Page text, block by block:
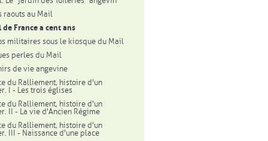
raouts au Mail
France a cent ans
militaires sous le kiosque du Mail
perles du Mail
de vie angevine
du Ralliement, histoire d'un
I - Les trois églises
du Ralliement, histoire d'un
II - La vie d'Ancien Régime
du Ralliement, histoire d'un
III - Naissance d'une place